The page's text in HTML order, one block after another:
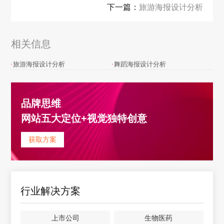
下一篇： 旅游海报设计分析
相关信息
旅游海报设计分析 舞蹈海报设计分析
品牌思维
网站五大定位+视觉独特创意
获取方案
行业解决方案
上市公司 生物医药